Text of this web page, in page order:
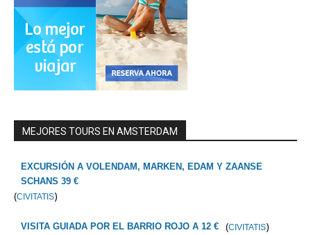
MEJORES TOURS EN AMSTERDAM
EXCURSIÓN A VOLENDAM, MARKEN, EDAM Y ZAANSE
SCHANS 39 €
(CIVITATIS)
VISITA GUIADA POR EL BARRIO ROJO A 12 € (CIVITATIS)